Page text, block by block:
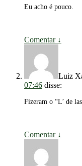
Eu acho é pouco.
Comentar ↓
Luiz
07:46 disse:
Fizeram o “L’ de
Comentar ↓